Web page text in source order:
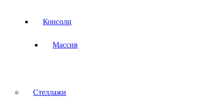
Консоли
Массив
Стеллажи